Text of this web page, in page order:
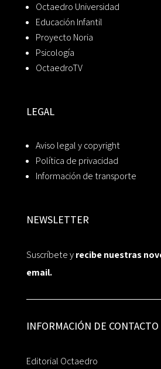
Octaedro Universidad
Educación Infantil
Proyecto Noria
Psicología
OctaedroTV
LEGAL
Aviso legal y copyright
Política de privacidad
Información de transporte
NEWSLETTER
Suscríbete yrecibe nuestras
email.
INFORMACIÓN DE CONTACTO
Editorial Octaedro